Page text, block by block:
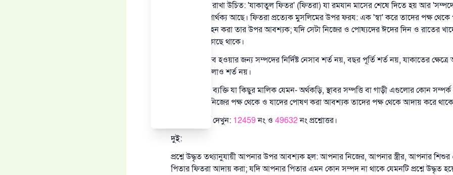
প্রথমেই জেনে রাখা উচিত: 'যাকাতুল ফিতর' (ফিতরা) যা রমযান মাসের শেষে দিতে হয় আর
দুটোর মাঝে পার্থক্য আছে। ফিতরা প্রত্যেক মুসলিমের উপর ফরয: এক 'স্বা' করে তাদের পক্ষ
যাদের খরচ বহন করা তার উপর আবশ্যক; যদি সেটা নিজের ও পোষ্যদের ঈদের দিন ও রাতের
হিসেবে তার কাছে থাকে।
ফিতরা ওয়াজিব হওয়ার জন্য সম্পদের নির্দিষ্ট নেসাব শর্ত নয়, বছর পূর্তি শর্ত নয়, যাকাতের
প্রযোজ্য সেগুলোও শর্ত নয়।
ফিতরার সাথে ব্যক্তি যা কিছুর মালিক যেমন- অর্থকড়ি, স্থাবর সম্পত্তি বা গাড়ী এগুলোর কোন
ফিতরা ব্যক্তি নিজের পক্ষ থেকে ও যাদের পোষণ করা আবশ্যক তাদের পক্ষ থেকে আদায় করে
আরও জানতে দেখুন: 12459নং ও 49632নং প্রশ্নোত্তর।
দুই:
প্রশ্নে উদ্ধৃত তথ্যানুযায়ী আপনার উপর আবশ্যক হল: আপনার নিজের, আপনার স্ত্রীর, আপনার
পিতার ফিতরা আদায় করা; যদি আপনার পিতার এমন কোন সম্পদ না থাকে যেমনটি প্রশ্নে উদ্ধৃত